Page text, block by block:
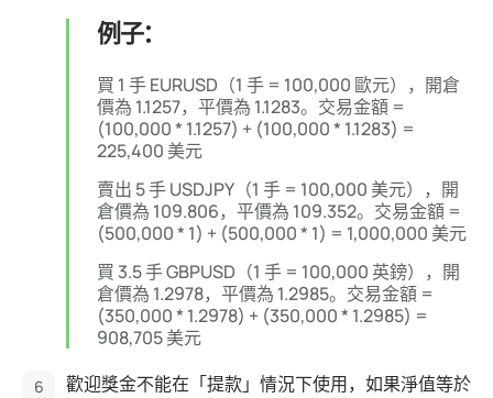
例子：
買 1 手 EURUSD（1 手 = 100,000 歐元），開倉
價為 1.1257，平價為 1.1283。交易金額 =
(100,000 * 1.1257) + (100,000 * 1.1283) =
225,400 美元
賣出 5 手 USDJPY（1 手 = 100,000 美元），開
倉價為 109.806，平價為 109.352。交易金額 =
(500,000 * 1) + (500,000 * 1) = 1,000,000 美元
買 3.5 手 GBPUSD（1 手 = 100,000 英鎊），開
倉價為 1.2978，平價為 1.2985。交易金額 =
(350,000 * 1.2978) + (350,000 * 1.2985) =
908,705 美元
歡迎獎金不能在「提款」情況下使用，如果淨值等於